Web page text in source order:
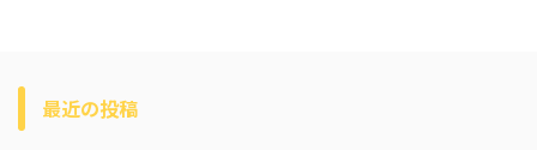
最近の投稿